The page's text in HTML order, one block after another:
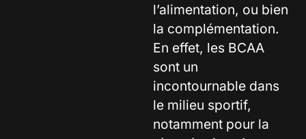
l’alimentation, ou bien
la complémentation.
En effet, les BCAA
sont un
incontournable dans
le milieu sportif,
notamment pour la